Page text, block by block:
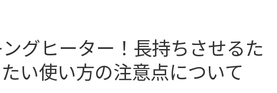
グヒーター！長持ちさせるた
い使い方の注意点について